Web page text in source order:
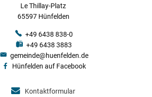
Le Thillay-Platz
65597 Hünfelden
+49 6438 838-0
+49 6438 3883
gemeinde@huenfelden.de
Hünfelden auf Facebook
Kontaktformular